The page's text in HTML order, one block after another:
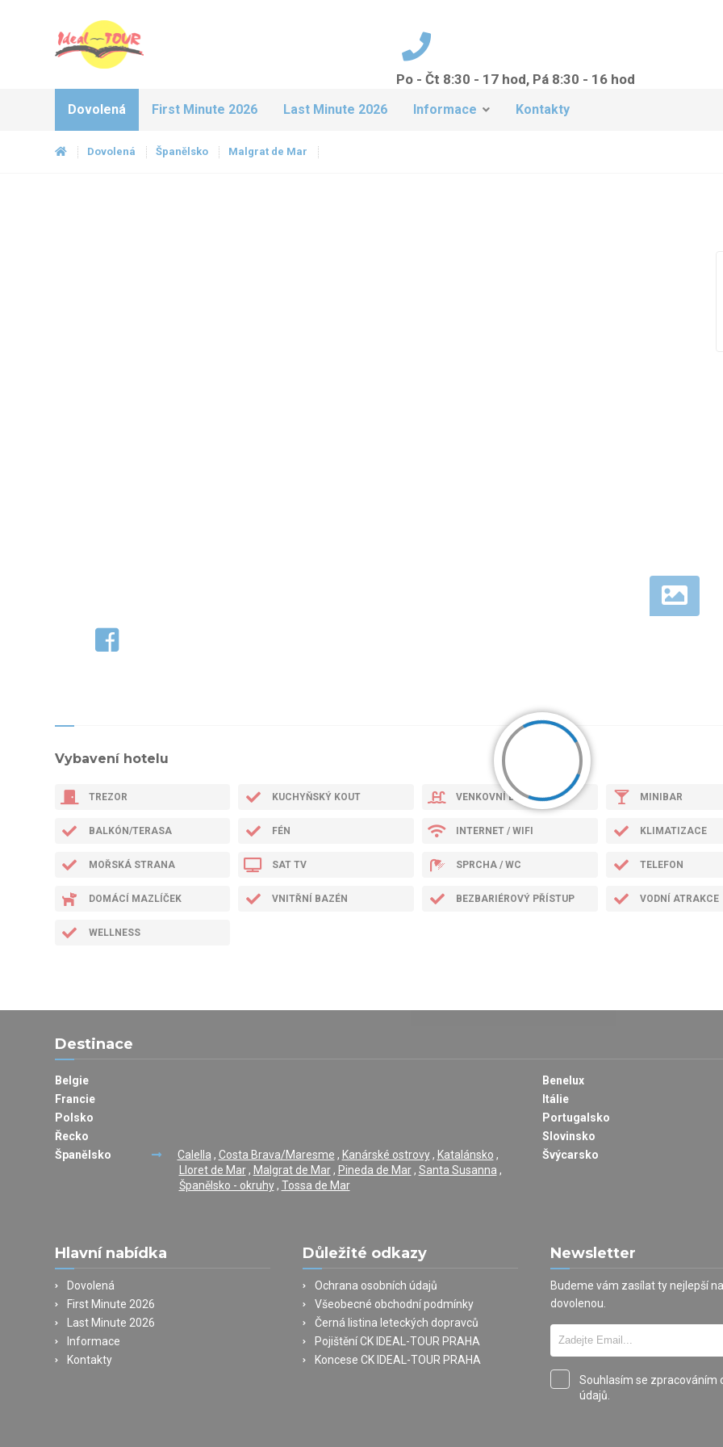
Po - Čt 8:30 - 17 hod, Pá 8:30 - 16 hod
Dovolená First Minute 2026 Last Minute 2026 Informace Kontakty
Dovolená Španělsko Malgrat de Mar
Vybavení hotelu
TREZOR KUCHYŇSKÝ KOUT VENKOVNÍ BAZÉN MINIBAR
BALKÓN/TERASA FÉN INTERNET / WIFI KLIMATIZACE
MOŘSKÁ STRANA SAT TV SPRCHA / WC TELEFON
DOMÁCÍ MAZLÍČEK VNITŘNÍ BAZÉN BEZBARIÉROVÝ PŘÍSTUP VODNÍ ATRAKCE
WELLNESS
Destinace
Belgie
Benelux
Francie
Itálie
Polsko
Portugalsko
Řecko
Slovinsko
Španělsko
Calella , Costa Brava/Maresme , Kanárské ostrovy, Katalánsko ,
Lloret de Mar, Malgrat de Mar, Pineda de Mar, Santa Susanna ,
Španělsko - okruhy, Tossa de Mar
Švýcarsko
Hlavní nabídka
Dovolená
First Minute 2026
Last Minute 2026
Informace
Kontakty
Důležité odkazy
Ochrana osobních údajů
Všeobecné obchodní podmínky
Černá listina leteckých dopravců
Pojištění CK IDEAL-TOUR PRAHA
Koncese CK IDEAL-TOUR PRAHA
Newsletter
Budeme vám zasílat ty nejlepší
dovolenou.
Souhlasím se zpracováním
údajů.